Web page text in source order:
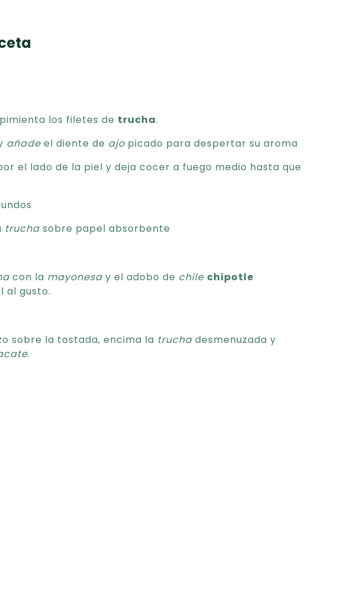
los filetes de trucha.
añade el diente de ajo picado para despertar su aroma
el lado de la piel y deja cocer a fuego medio hasta que
trucha sobre papel absorbente
con la mayonesa y el adobo de chile chipotle
al gusto.
sobre la tostada, encima la trucha desmenuzada y
.